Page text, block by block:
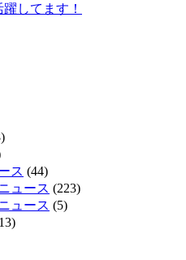
してます！
ス (44)
ュース (223)
ュース (5)